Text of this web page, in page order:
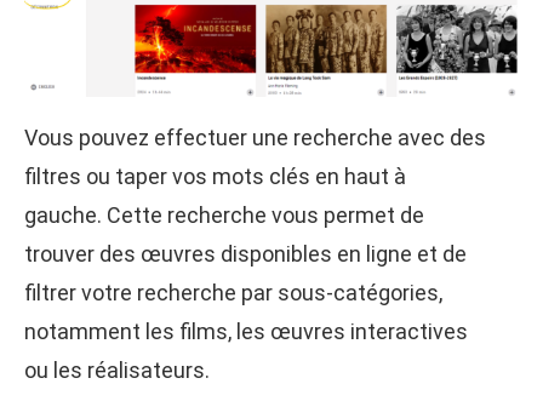
Vous pouvez effectuer une recherche avec des
filtres ou taper vos mots clés en haut à
gauche. Cette recherche vous permet de
trouver des œuvres disponibles en ligne et de
filtrer votre recherche par sous-catégories,
notamment les films, les œuvres interactives
ou les réalisateurs.